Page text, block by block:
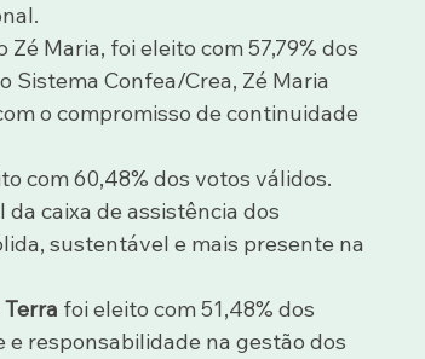
Zé Maria, foi eleito com 57,79% dos
Sistema Confea/Crea, Zé Maria
o compromisso de continuidade
com 60,48% dos votos válidos.
caixa de assistência dos
sustentável e mais presente na
foi eleito com 51,48% dos
responsabilidade na gestão dos